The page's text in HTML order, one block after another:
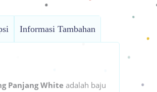
Informasi Tambahan
Panjang White adalah baju